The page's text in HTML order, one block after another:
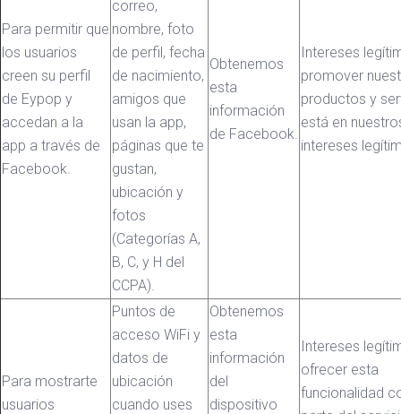
Para permitir que
los usuarios
creen su perfil
de Eypop y
accedan a la
app a través de
Facebook.
correo,
nombre, foto
de perfil, fecha
de nacimiento,
amigos que
usan la app,
páginas que te
gustan,
ubicación y
fotos
(Categorías A,
B, C, y H del
CCPA).
Obtenemos
esta
información
de Facebook.
Intereses
promover
productos y
está en
intereses
Para mostrarte
usuarios
Puntos de
acceso WiFi y
datos de
ubicación
cuando uses
Obtenemos
esta
información
del
dispositivo
Intereses
ofrecer esta
funcionalidad